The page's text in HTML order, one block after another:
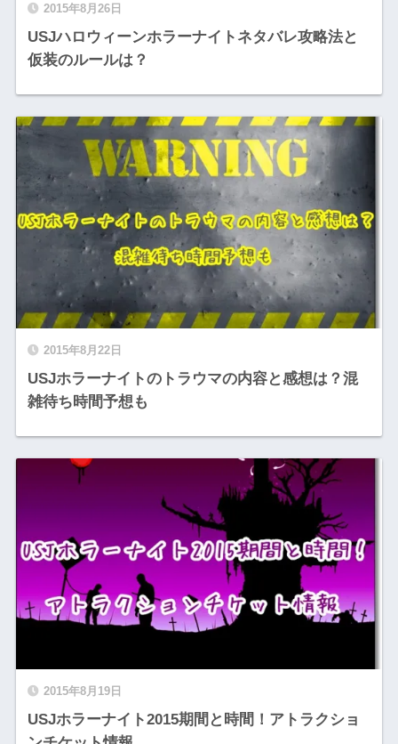
2015年8月26日
USJハロウィーンホラーナイトネタバレ攻略法と
仮装のルールは？
2015年8月22日
USJホラーナイトのトラウマの内容と感想は？混
雑待ち時間予想も
2015年8月19日
USJホラーナイト2015期間と時間！アトラクショ